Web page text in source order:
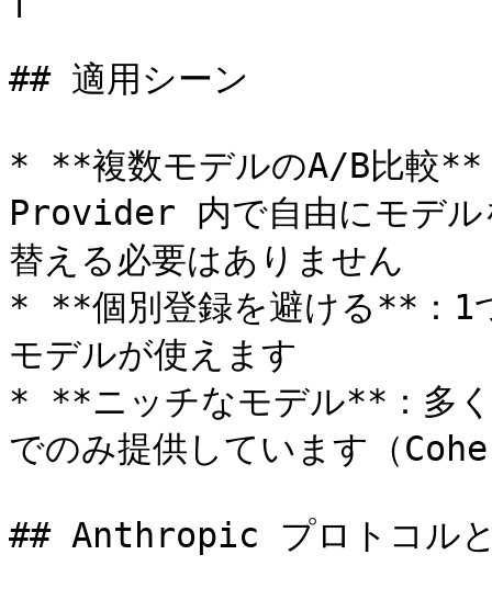
## 適用シーン
* **複数モデルのA/B比較
Provider 内で自由にモデ
替える必要はありません
* **個別登録を避ける**：1
モデルが使えます
* **ニッチなモデル**：多
でのみ提供しています（
## Anthropic プロトコル